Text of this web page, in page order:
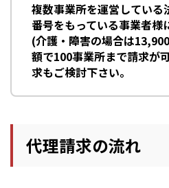
複数事業所を運営している
番号をもっている事業者
(介護・障害の場合は
額で100事業所まで請求が
求もご検討下さい。
代理請求の流れ